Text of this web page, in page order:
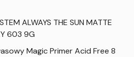
ALWAYS THE SUN MATTE
603 9G
Magic Primer Acid Free 8